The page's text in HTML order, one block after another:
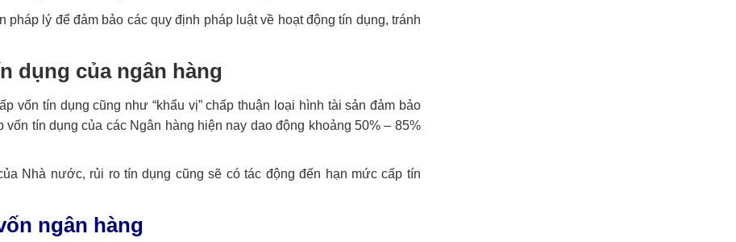
lý để đảm bảo các quy định pháp luật về hoạt động tín dụng, tránh
dụng của ngân hàng
vốn tín dụng cũng như “khẩu vị” chấp thuận loại hình tài sản đảm bảo
tín dụng của các Ngân hàng hiện nay dao động khoảng 50% – 85%
Nhà nước, rủi ro tín dụng cũng sẽ có tác động đến hạn mức cấp tín
ngân hàng